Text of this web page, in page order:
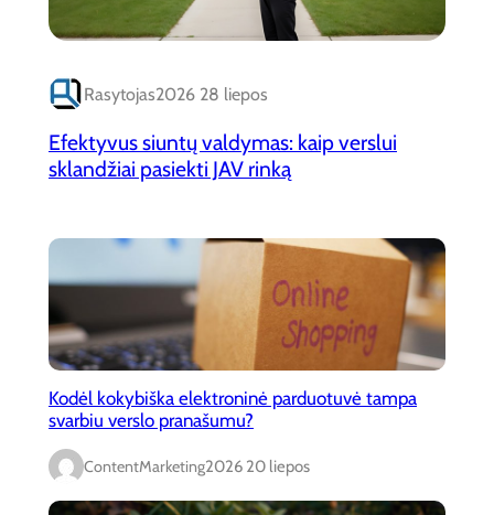
Rasytojas2026 28 liepos
Efektyvus siuntų valdymas: kaip verslui
sklandžiai pasiekti JAV rinką
Kodėl kokybiška elektroninė parduotuvė tampa
svarbiu verslo pranašumu?
ContentMarketing2026 20 liepos